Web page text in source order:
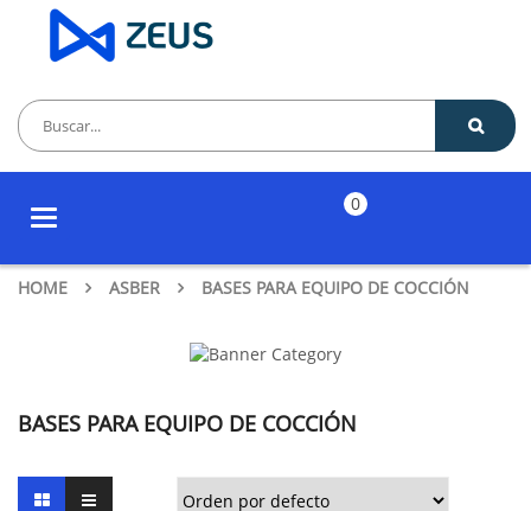
Toggle
0
HOME ASBER BASES PARA EQUIPO DE COCCIÓN
BASES PARA EQUIPO DE COCCIÓN